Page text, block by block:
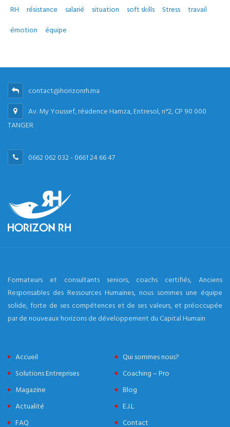
RH
résistance salarié situation soft skills Stress
travail
émotion
équipe
contact@horizonrh.ma
Av. My Youssef, résidence Hamza, Entresol, n°2, CP 90 000
TANGER
0662 062 032 - 0661 24 66 47
Formateurs et consultants seniors, coachs certifiés, Anciens
Responsables des Ressources Humaines, nous sommes une équipe
solide, forte de ses compétences et de ses valeurs, et préoccupée
par de nouveaux horizons de développement du Capital Humain
Accueil
Qui sommes nous?
Solutions Entreprises
Coaching – Pro
Magazine
Blog
Actualité
E.J.L
FAQ
Contact